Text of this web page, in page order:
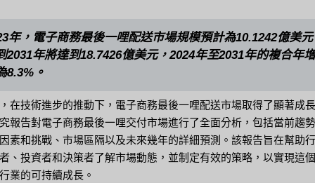
年，電子商務最後一哩配送市場規模預計為10.1242億美
2031年將達到18.7426億美元，2024年至2031年的複合年
8.3%。
在技術進步的推動下，電子商務最後一哩配送市場取得了顯著成
報告對電子商務最後一哩交付市場進行了全面分析，包括當前趨
素和挑戰、市場區隔以及未來幾年的詳細預測。該報告旨在幫助
、投資者和決策者了解市場動態，並制定有效的策略，以實現這
業的可持續成長。